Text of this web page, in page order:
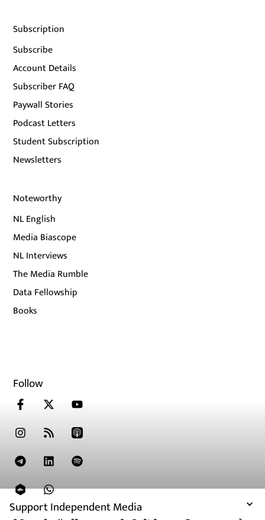
Support Independent Media
Subscription
Subscribe
Account Details
Subscriber FAQ
Paywall Stories
Podcast Letters
Student Subscription
Newsletters
Noteworthy
NL English
Media Biascope
NL Interviews
The Media Rumble
Data Fellowship
Books
Follow